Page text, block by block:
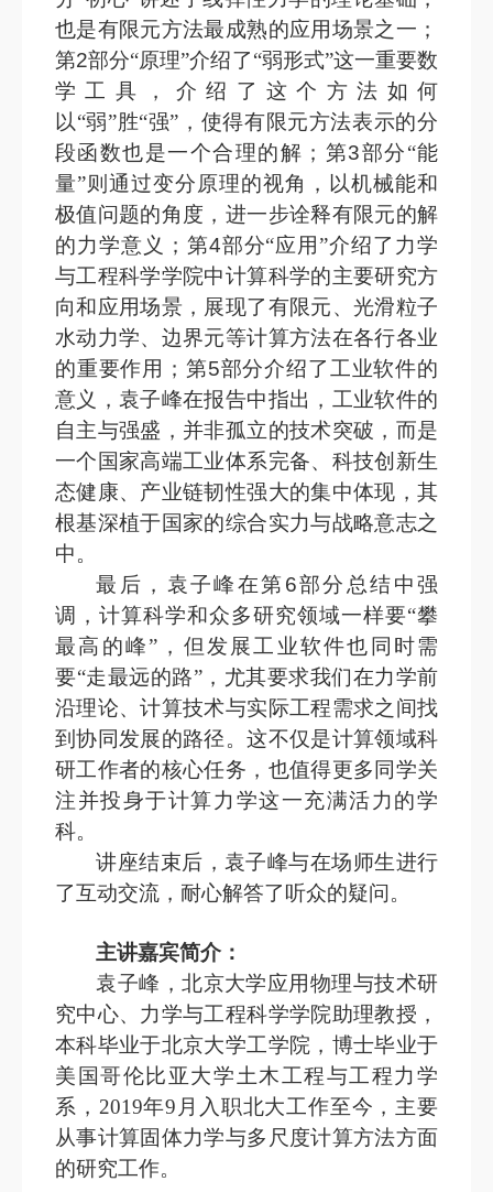
也是有限元方法最成熟的应用场景之一；
第2部分“原理”介绍了“弱形式”这一重要数
学工具，介绍了这个方法如何
以“弱”胜“强”，使得有限元方法表示的分
段函数也是一个合理的解；第3部分“能
量”则通过变分原理的视角，以机械能和
极值问题的角度，进一步诠释有限元的解
的力学意义；第4部分“应用”介绍了力学
与工程科学学院中计算科学的主要研究方
向和应用场景，展现了有限元、光滑粒子
水动力学、边界元等计算方法在各行各业
的重要作用；第5部分介绍了工业软件的
意义，袁子峰在报告中指出，工业软件的
自主与强盛，并非孤立的技术突破，而是
一个国家高端工业体系完备、科技创新生
态健康、产业链韧性强大的集中体现，其
根基深植于国家的综合实力与战略意志之
中。
最后，袁子峰在第 6部分总结中强
调，计算科学和众多研究领域一样要“攀
最高的峰”，但发展工业软件也同时需
要“走最远的路”，尤其要求我们在力学前
沿理论、计算技术与实际工程需求之间找
到协同发展的路径。这不仅是计算领域科
研工作者的核心任务，也值得更多同学关
注并投身于计算力学这一充满活力的学
科。
讲座结束后，袁子峰与在场师生进行
了互动交流，耐心解答了听众的疑问。
主讲嘉宾简介：
袁子峰，北京大学应用物理与技术研
究中心、力学与工程科学学院助理教授，
本科毕业于北京大学工学院，博士毕业于
美国哥伦比亚大学土木工程与工程力学
系，2019年9月入职北大工作至今，主要
从事计算固体力学与多尺度计算方法方面
的研究工作。